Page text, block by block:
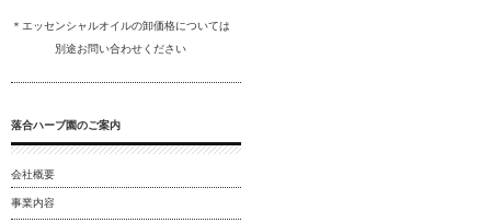
＊エッセンシャルオイルの卸価格については
別途お問い合わせください
落合ハーブ園のご案内
会社概要
事業内容